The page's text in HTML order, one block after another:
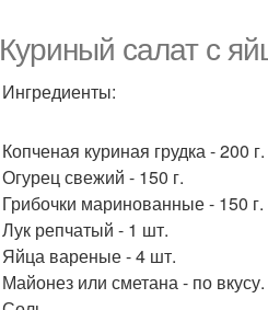
Куриный салат с
Ингредиенты:
Копченая куриная грудка - 200 г.
Огурец свежий - 150 г.
Грибочки маринованные - 150 г.
Лук репчатый - 1 шт.
Яйца вареные - 4 шт.
Майонез или сметана - по вкусу.